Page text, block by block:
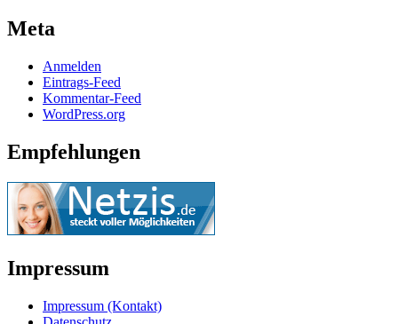
Meta
Anmelden
Eintrags-Feed
Kommentar-Feed
WordPress.org
Empfehlungen
Impressum
Impressum (Kontakt)